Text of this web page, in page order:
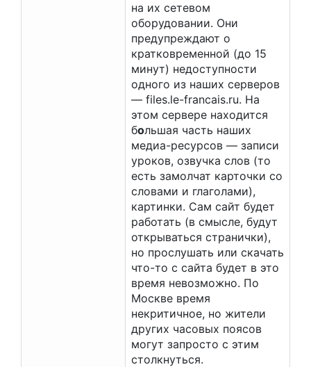
на их сетевом
оборудовании. Они
предупреждают о
кратковременной (до 15
минут) недоступности
одного из наших серверов
— files.le-francais.ru. На
этом сервере находится
большая часть наших
медиа-ресурсов — записи
уроков, озвучка слов (то
есть замолчат карточки со
словами и глаголами),
картинки. Сам сайт будет
работать (в смысле, будут
открываться странички),
но прослушать или скачать
что-то с сайта будет в это
время невозможно. По
Москве время
некритичное, но жители
других часовых поясов
могут запросто с этим
столкнуться.